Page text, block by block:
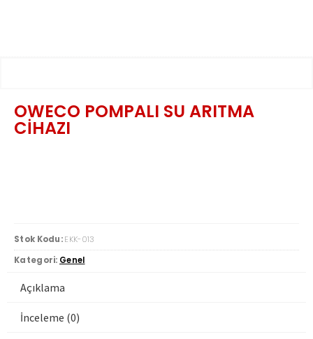
OWECO POMPALI SU ARITMA
CİHAZI
Stok Kodu:EKK-013
Kategori: Genel
Açıklama
İnceleme (0)